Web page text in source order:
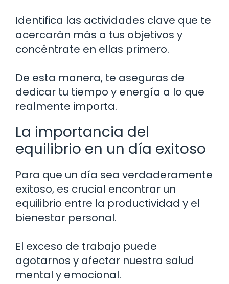
Identifica las actividades clave que te
acercarán más a tus objetivos y
concéntrate en ellas primero.
De esta manera, te aseguras de
dedicar tu tiempo y energía a lo que
realmente importa.
La importancia del
equilibrio en un día exitoso
Para que un día sea verdaderamente
exitoso, es crucial encontrar un
equilibrio entre la productividad y el
bienestar personal.
El exceso de trabajo puede
agotarnos y afectar nuestra salud
mental y emocional.